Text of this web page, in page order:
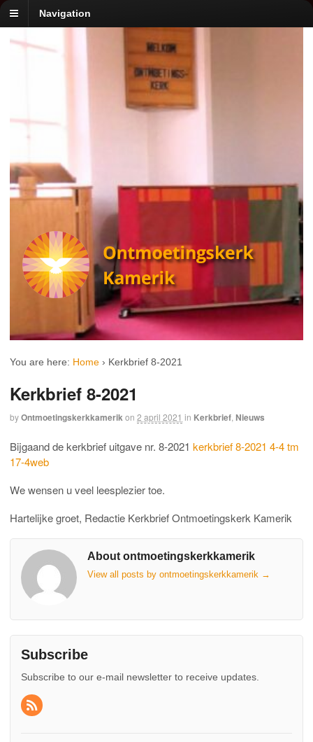
Navigation
You are here: Home › Kerkbrief 8-2021
Kerkbrief 8-2021
byOntmoetingskerkkamerikon 2 april 2021 in Kerkbrief Nieuws
Bijgaand de kerkbrief uitgave nr. 8-2021 kerkbrief 8-2021 4-4 tm
17-4web
We wensen u veel leesplezier toe.
Hartelijke groet, Redactie Kerkbrief Ontmoetingskerk Kamerik
About ontmoetingskerkkamerik
View all posts by ontmoetingskerkkamerik →
Subscribe
Subscribe to our e-mail newsletter to receive updates.